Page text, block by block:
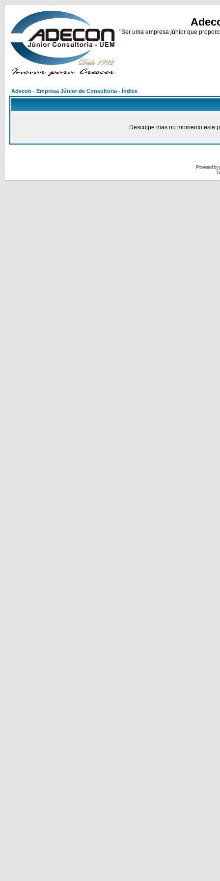
"Ser uma empresa júnior que
Adecon - Empresa Júnior de Consultoria - Índice
Desculpe mas no momento este
Powered by